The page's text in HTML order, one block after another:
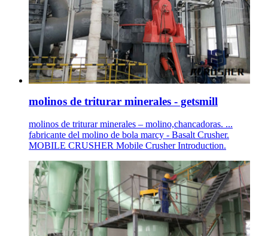
molinos de triturar minerales - getsmill
molinos de triturar minerales – molino,chancadoras. ...
fabricante del molino de bola marcy - Basalt Crusher.
MOBILE CRUSHER Mobile Crusher Introduction.